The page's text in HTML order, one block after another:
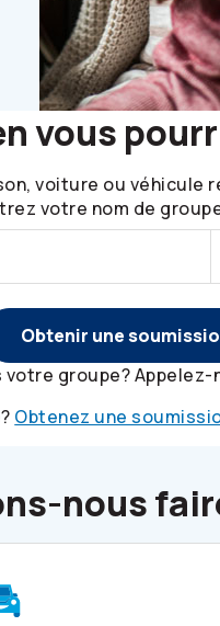
vous
voiture ou véhicule
votre nom de
Obtenir une
votre groupe? Appelez-
Obtenez une
nous